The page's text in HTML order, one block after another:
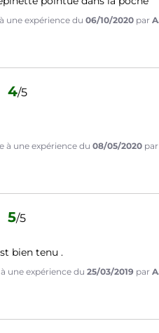
à une expérience du 06/10/2020 par
4/5
à une expérience du 08/05/2020
5/5
bien tenu .
à une expérience du 25/03/2019 par